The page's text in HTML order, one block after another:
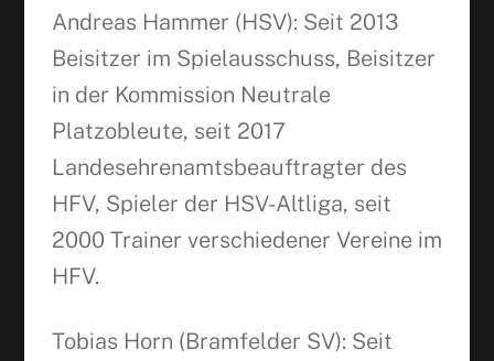
Andreas Hammer (HSV): Seit 2013
Beisitzer im Spielausschuss, Beisitzer
in der Kommission Neutrale
Platzobleute, seit 2017
Landesehrenamtsbeauftragter des
HFV, Spieler der HSV-Altliga, seit
2000 Trainer verschiedener Vereine im
HFV.
Tobias Horn (Bramfelder SV): Seit